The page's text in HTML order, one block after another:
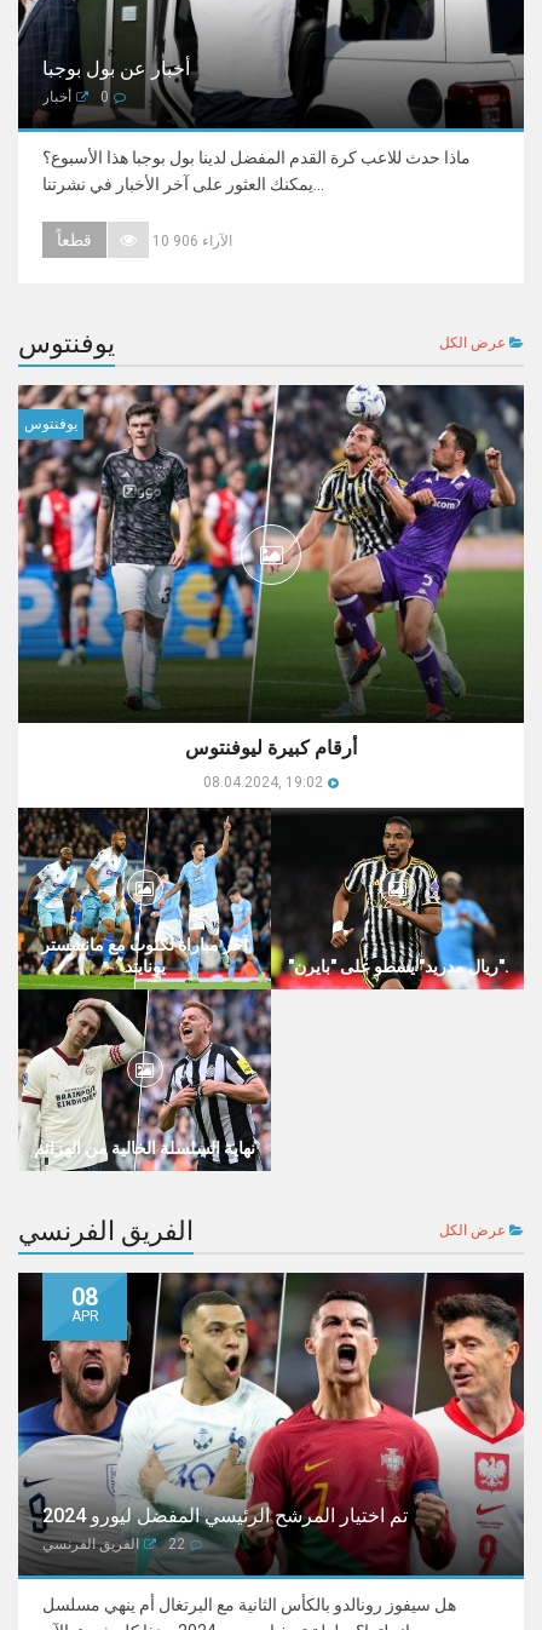
أخبار عن بول بوجبا
أخبار 0
ماذا حدث للاعب كرة القدم المفضل لدينا بول بوجبا هذا الأسبوع؟
يمكنك العثور على آخر الأخبار في نشرتنا...
قطعاً 10 906 الآراء
يوفنتوس
يوفنتوس
أرقام كبيرة ليوفنتوس
08.04.2024, 19:02
آخر مباراة لكلوب مع مانشستر
يونايتد
"ريال مدريد" يسطو على "بايرن".
نهاية السلسلة الخالية من الهزائم
الفريق الفرنسي
08
APR
تم اختيار المرشح الرئيسي المفضل ليورو 2024
الفريق الفرنسي 22
هل سيفوز رونالدو بالكأس الثانية مع البرتغال أم ينهي مسلسل